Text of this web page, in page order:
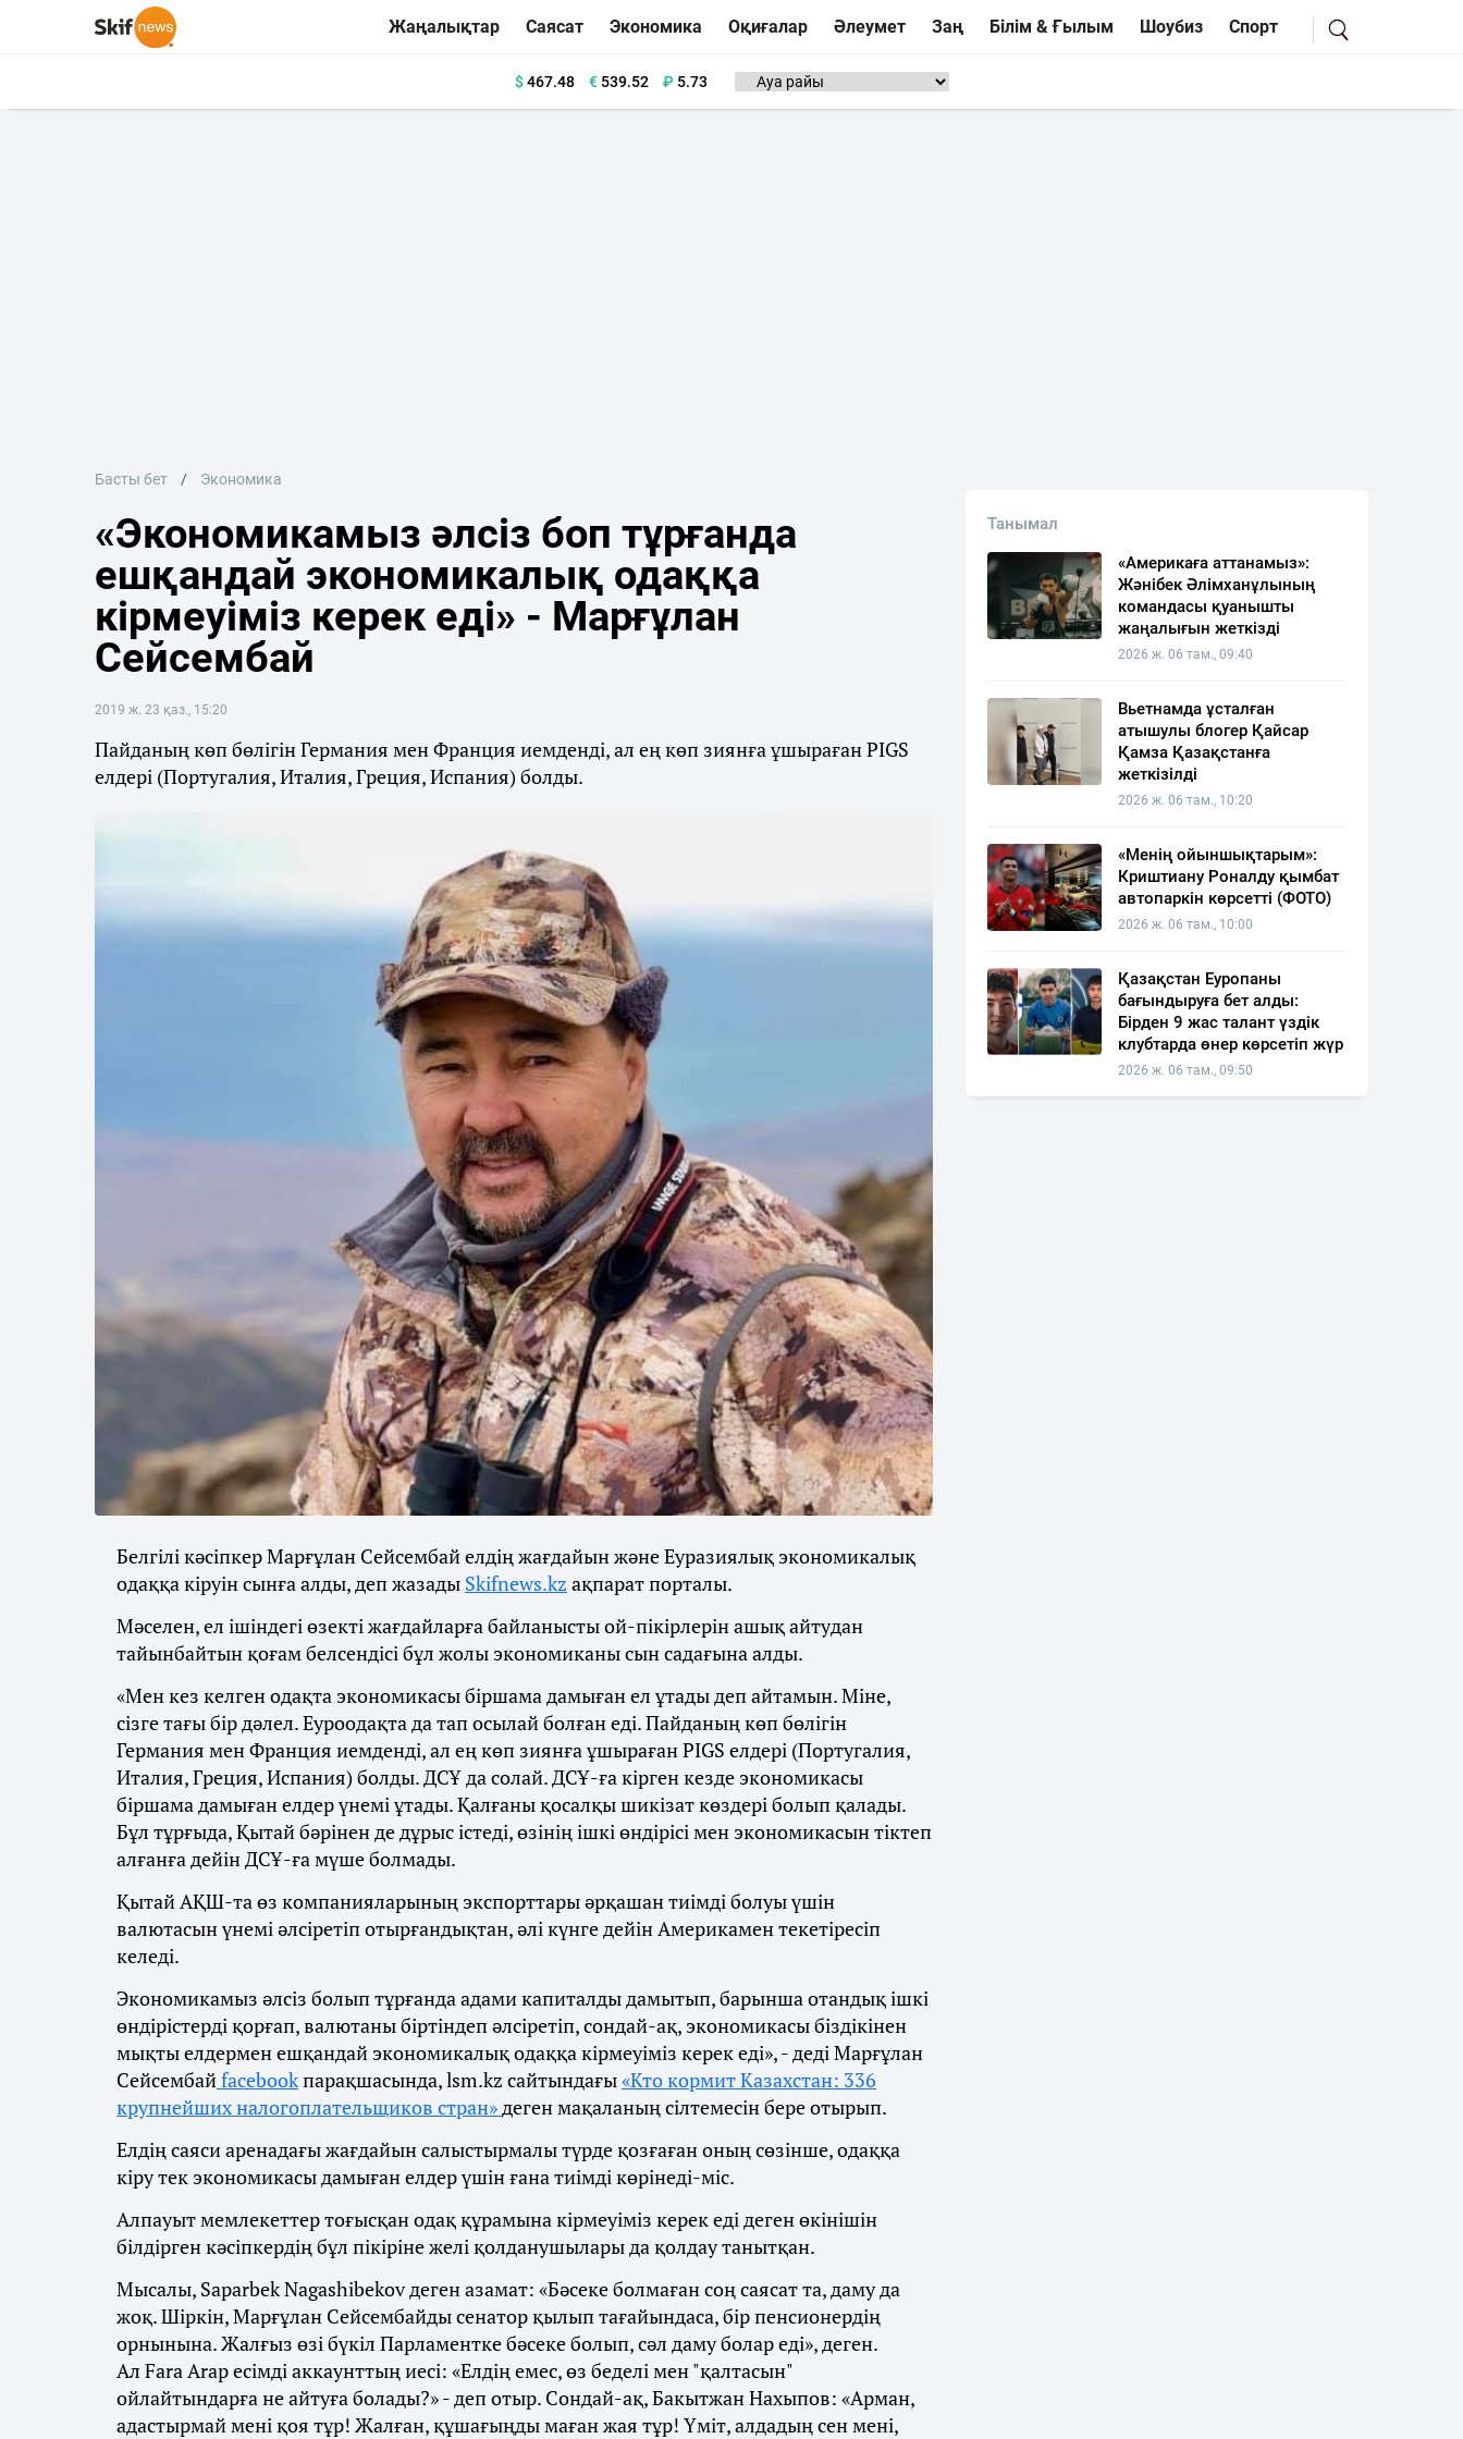
Жаңалықтар Саясат Экономика Оқиғалар Әлеумет Заң Білім & Ғылым Шоубиз Спорт
$467.48 €539.52 ₽ 5.73
Басты бет Экономика
«Экономикамыз әлсіз боп тұрғанда
ешқандай экономикалық одаққа
кірмеуіміз керек еді» - Марғұлан
Сейсембай
2019 ж. 23 қаз., 15:20
Пайданың көп бөлігін Германия мен Франция иемденді, ал ең көп зиянға ұшыраған PIGS
елдері (Португалия, Италия, Греция, Испания) болды.
Белгілі кәсіпкер Марғұлан Сейсембай елдің жағдайын және Еуразиялық экономикалық
одаққа кіруін сынға алды, деп жазады Skifnews.kz ақпарат порталы.
Мәселен, ел ішіндегі өзекті жағдайларға байланысты ой-пікірлерін ашық айтудан
тайынбайтын қоғам белсендісі бұл жолы экономиканы сын садағына алды.
«Мен кез келген одақта экономикасы біршама дамыған ел ұтады деп айтамын. Міне,
сізге тағы бір дәлел. Еуроодақта да тап осылай болған еді. Пайданың көп бөлігін
Германия мен Франция иемденді, ал ең көп зиянға ұшыраған PIGS елдері (Португалия,
Италия, Греция, Испания) болды. ДСҰ да солай. ДСҰ-ға кірген кезде экономикасы
біршама дамыған елдер үнемі ұтады. Қалғаны қосалқы шикізат көздері болып қалады.
Бұл тұрғыда, Қытай бәрінен де дұрыс істеді, өзінің ішкі өндірісі мен экономикасын тіктеп
алғанға дейін ДСҰ-ға мүше болмады.
Қытай АҚШ-та өз компанияларының экспорттары әрқашан тиімді болуы үшін
валютасын үнемі әлсіретіп отырғандықтан, әлі күнге дейін Америкамен текетіресіп
келеді.
Экономикамыз әлсіз болып тұрғанда адами капиталды дамытып, барынша отандық ішкі
өндірістерді қорғап, валютаны біртіндеп әлсіретіп, сондай-ақ, экономикасы біздікінен
мықты елдермен ешқандай экономикалық одаққа кірмеуіміз керек еді», - деді Марғұлан
Сейсембайfacebookпарақшасында, lsm.kz сайтындағы«Кто кормит Казахстан: 336
крупнейших налогоплательщиков стран»деген мақаланың сілтемесін бере отырып.
Елдің саяси аренадағы жағдайын салыстырмалы түрде қозғаған оның сөзінше, одаққа
кіру тек экономикасы дамыған елдер үшін ғана тиімді көрінеді-міс.
Алпауыт мемлекеттер тоғысқан одақ құрамына кірмеуіміз керек еді деген өкінішін
білдірген кәсіпкердің бұл пікіріне желі қолданушылары да қолдау танытқан.
Мысалы, Saparbek Nagashibekov деген азамат: «Бәсеке болмаған соң саясат та, даму да
жоқ. Шіркін, Марғұлан Сейсембайды сенатор қылып тағайындаса, бір пенсионердің
орнынына. Жалғыз өзі бүкіл Парламентке бәсеке болып, сәл даму болар еді», деген.
Ал Fara Arap есімді аккаунттың иесі: «Елдің емес, өз беделі мен "қалтасын"
ойлайтындарға не айтуға болады?» - деп отыр. Сондай-ақ, Бакытжан Нахыпов: «Арман,
адастырмай мені қоя тұр! Жалған, құшағыңды маған жая тұр! Үміт, алдадың сен мені,
Танымал
«Америкаға аттанамыз»:
Жәнібек Әлімханұлының
командасы қуанышты
жаңалығын жеткізді
2026 ж. 06 там., 09:40
Вьетнамда ұсталған
атышулы блогер Қайсар
Қамза Қазақстанға
жеткізілді
2026 ж. 06 там., 10:20
«Менің ойыншықтарым»:
Криштиану Роналду қымбат
автопаркін көрсетті (ФОТО)
2026 ж. 06 там., 10:00
Қазақстан Еуропаны
бағындыруға бет алды:
Бірден 9 жас талант үздік
клубтарда өнер көрсетіп жүр
2026 ж. 06 там., 09:50